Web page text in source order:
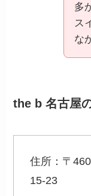
多
ス
な
the b 名古屋
住所：〒
15-23